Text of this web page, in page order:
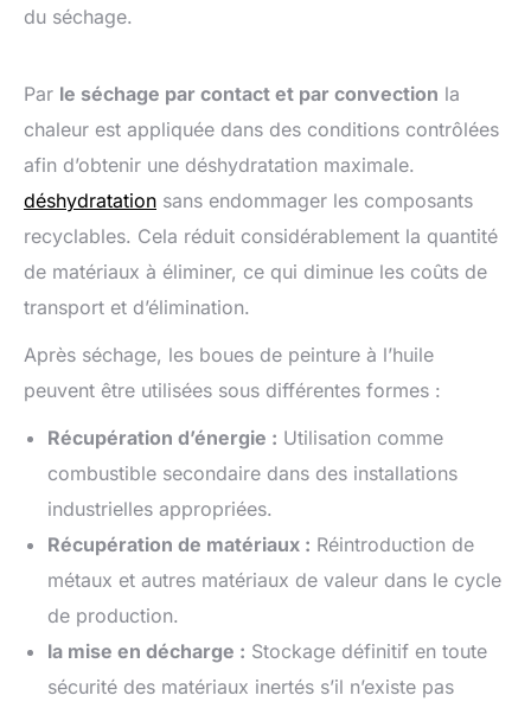
du séchage.
Par le séchage par contact et par convection la
chaleur est appliquée dans des conditions contrôlées
afin d’obtenir une déshydratation maximale.
déshydratation sans endommager les composants
recyclables. Cela réduit considérablement la quantité
de matériaux à éliminer, ce qui diminue les coûts de
transport et d’élimination.
Après séchage, les boues de peinture à l’huile
peuvent être utilisées sous différentes formes :
Récupération d’énergie : Utilisation comme
combustible secondaire dans des installations
industrielles appropriées.
Récupération de matériaux : Réintroduction de
métaux et autres matériaux de valeur dans le cycle
de production.
la mise en décharge : Stockage définitif en toute
sécurité des matériaux inertés s’il n’existe pas